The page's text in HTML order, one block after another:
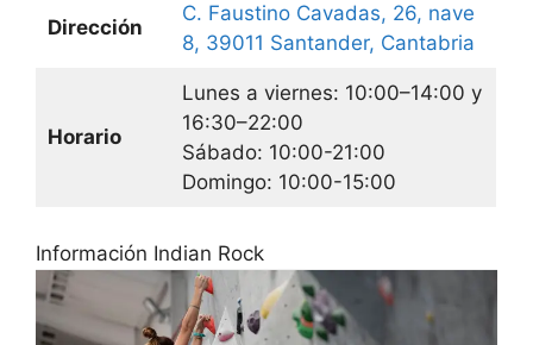
Dirección
C. Faustino Cavadas, 26, nave
8, 39011 Santander, Cantabria
Horario
Lunes a viernes: 10:00–14:00 y
16:30–22:00
Sábado: 10:00-21:00
Domingo: 10:00-15:00
Información Indian Rock